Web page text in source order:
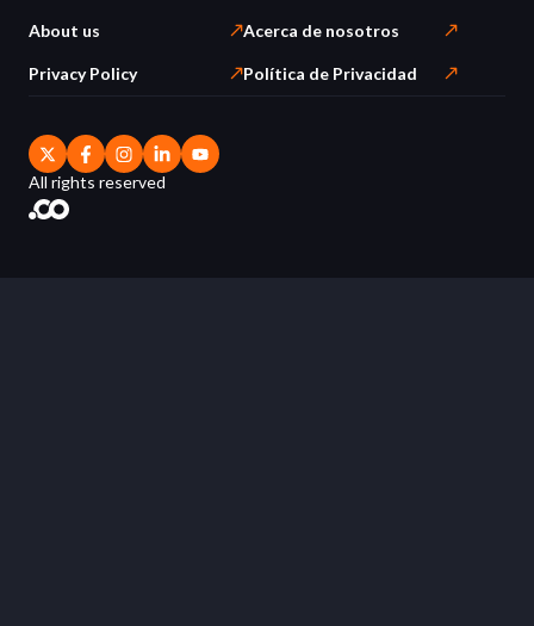
About us
Privacy Policy
Acerca de nosotros
Política de Privacidad
All rights reserved